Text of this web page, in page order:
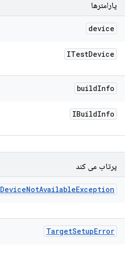
پارامترها
device
ITestDevice
buildInfo
IBuildInfo
پرتاب می کند
DeviceNotAvailableException
TargetSetupError